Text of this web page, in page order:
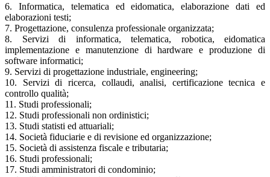
6. Informatica, telematica ed eidomatica, elaborazione dati ed
elaborazioni testi;
7. Progettazione, consulenza professionale organizzata;
8. Servizi di informatica, telematica, robotica, eidomatica
implementazione e manutenzione di hardware e produzione di
software informatici;
9. Servizi di progettazione industriale, engineering;
10. Servizi di ricerca, collaudi, analisi, certificazione tecnica e
controllo qualità;
11. Studi professionali;
12. Studi professionali non ordinistici;
13. Studi statisti ed attuariali;
14. Società fiduciarie e di revisione ed organizzazione;
15. Società di assistenza fiscale e tributaria;
16. Studi professionali;
17. Studi amministratori di condominio;